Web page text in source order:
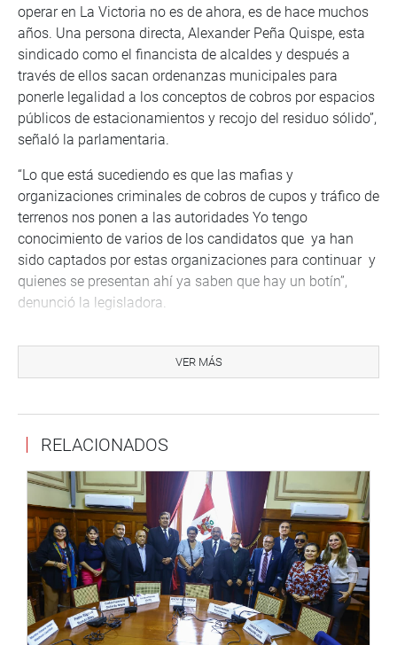
operar en La Victoria no es de ahora, es de hace muchos
años. Una persona directa, Alexander Peña Quispe, esta
sindicado como el financista de alcaldes y después a
través de ellos sacan ordenanzas municipales para
ponerle legalidad a los conceptos de cobros por espacios
públicos de estacionamientos y recojo del residuo sólido”,
señaló la parlamentaria.
“Lo que está sucediendo es que las mafias y
organizaciones criminales de cobros de cupos y tráfico de
terrenos nos ponen a las autoridades Yo tengo
conocimiento de varios de los candidatos que ya han
sido captados por estas organizaciones para continuar y
quienes se presentan ahí ya saben que hay un botín”,
denunció la legisladora.
presente un funcionario municipal acompañando a los
miembros de la organización criminal quienes cobran a
el terror. Los comerciantes de frutas prácticamente ya
por permitir ambulantes alrededor, tanto en el Mercado de
Frutas como en Gamarra.
Vilcatoma consideró que se debe de prohibir el alquiler de
espacios públicos como paredes, puertas, ventanas,
veredas, pistas, parques; así como el estacionamiento en
lugares públicos y en áreas verdes. “No se puede generar
una ordenanza para que sea legal que se cobre eso,
VER MÁS
RELACIONADOS